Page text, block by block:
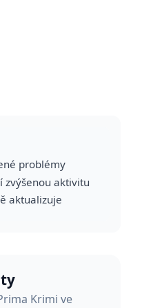
problémy
zvýšenou aktivitu
aktualizuje
Krimi ve